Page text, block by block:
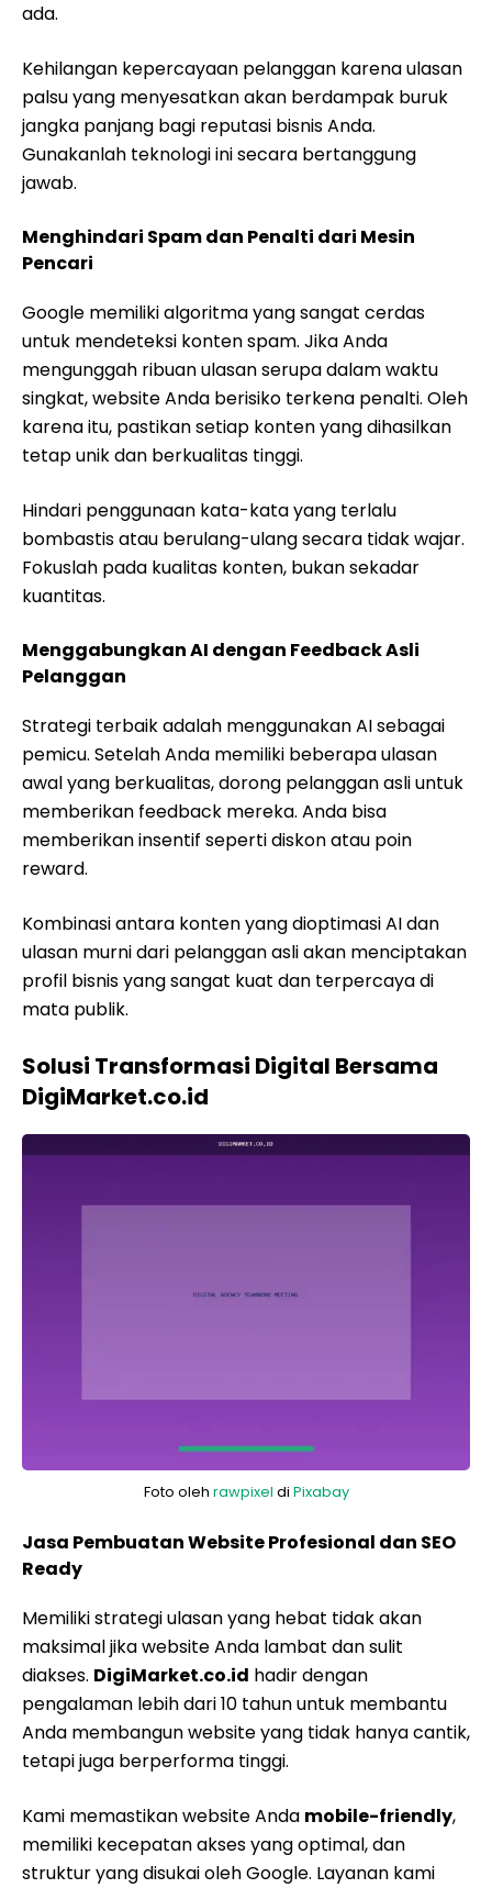
ada.
Kehilangan kepercayaan pelanggan karena ulasan
palsu yang menyesatkan akan berdampak buruk
jangka panjang bagi reputasi bisnis Anda.
Gunakanlah teknologi ini secara bertanggung
jawab.
Menghindari Spam dan Penalti dari Mesin
Pencari
Google memiliki algoritma yang sangat cerdas
untuk mendeteksi konten spam. Jika Anda
mengunggah ribuan ulasan serupa dalam waktu
singkat, website Anda berisiko terkena penalti. Oleh
karena itu, pastikan setiap konten yang dihasilkan
tetap unik dan berkualitas tinggi.
Hindari penggunaan kata-kata yang terlalu
bombastis atau berulang-ulang secara tidak wajar.
Fokuslah pada kualitas konten, bukan sekadar
kuantitas.
Menggabungkan AI dengan Feedback Asli
Pelanggan
Strategi terbaik adalah menggunakan AI sebagai
pemicu. Setelah Anda memiliki beberapa ulasan
awal yang berkualitas, dorong pelanggan asli untuk
memberikan feedback mereka. Anda bisa
memberikan insentif seperti diskon atau poin
reward.
Kombinasi antara konten yang dioptimasi AI dan
ulasan murni dari pelanggan asli akan menciptakan
profil bisnis yang sangat kuat dan terpercaya di
mata publik.
Solusi Transformasi Digital Bersama
DigiMarket.co.id
Foto oleh rawpixel di Pixabay
Jasa Pembuatan Website Profesional dan SEO
Ready
Memiliki strategi ulasan yang hebat tidak akan
maksimal jika website Anda lambat dan sulit
diakses. DigiMarket.co.id hadir dengan
pengalaman lebih dari 10 tahun untuk membantu
Anda membangun website yang tidak hanya cantik,
tetapi juga berperforma tinggi.
Kami memastikan website Anda mobile-friendly,
memiliki kecepatan akses yang optimal, dan
struktur yang disukai oleh Google. Layanan kami